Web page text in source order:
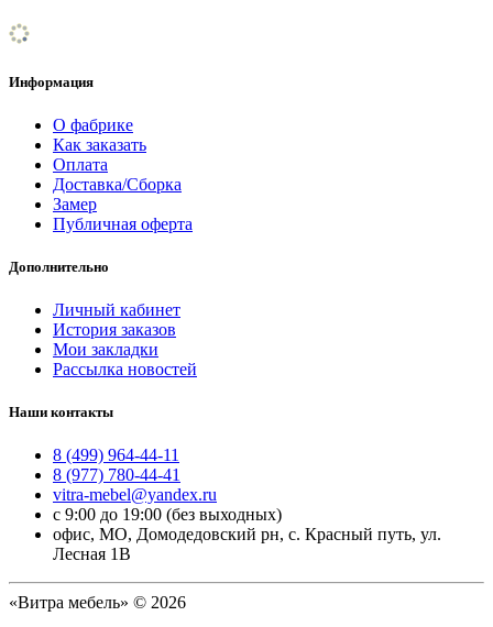
Информация
О фабрике
Как заказать
Оплата
Доставка/Сборка
Замер
Публичная оферта
Дополнительно
Личный кабинет
История заказов
Мои закладки
Рассылка новостей
Наши контакты
8 (499) 964-44-11
8 (977) 780-44-41
vitra-mebel@yandex.ru
с 9:00 до 19:00 (без выходных)
офис, МО, Домодедовский рн, с. Красный путь, ул.
Лесная 1В
«Витра мебель» © 2026